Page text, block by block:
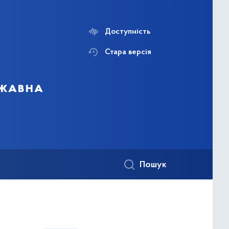
Доступність
Стара версія
Пошук